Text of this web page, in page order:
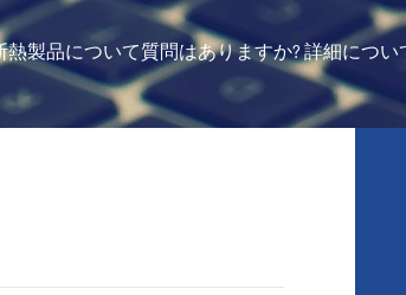
熱製品について質問はありますか? 詳細につ